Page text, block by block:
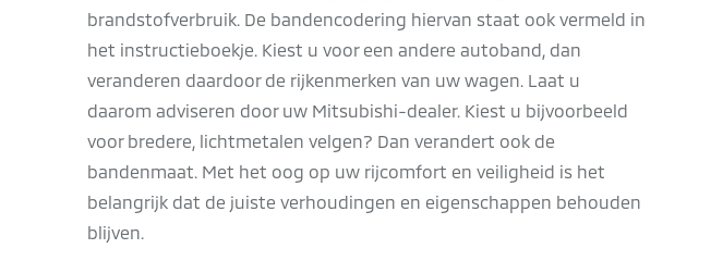
brandstofverbruik. De bandencodering hiervan staat ook vermeld in
het instructieboekje. Kiest u voor een andere autoband, dan
veranderen daardoor de rijkenmerken van uw wagen. Laat u
daarom adviseren door uw Mitsubishi-dealer. Kiest u bijvoorbeeld
voor bredere, lichtmetalen velgen? Dan verandert ook de
bandenmaat. Met het oog op uw rijcomfort en veiligheid is het
belangrijk dat de juiste verhoudingen en eigenschappen behouden
blijven.